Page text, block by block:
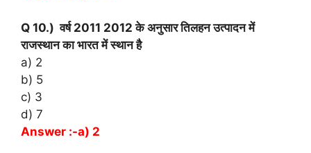
Q 10.) वर्ष 2011 2012 के अनुसार तिलहन उत्पादन में
राजस्थान का भारत में स्थान है
a) 2
b) 5
c) 3
d) 7
Answer :-a) 2